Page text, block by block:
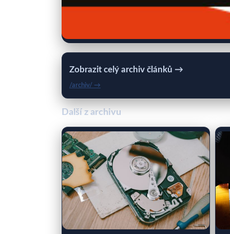
Zobrazit celý archiv článků →
/archiv/ →
Další z archivu